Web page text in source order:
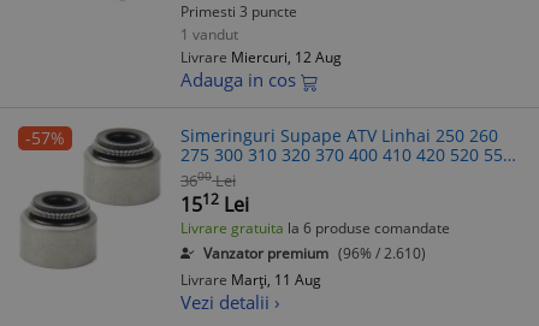
Primesti 3 puncte
1 vandut
Livrare Miercuri, 12 Aug
Adauga in cos
-57%
Simeringuri Supape ATV Linhai 250 260
275 300 310 320 370 400 410 420 520 550
600, UTV, Scuter Aprilia Benelli Italjet
Malaguti MBK Yamaha
3600 Lei
1512 Lei
Livrare gratuita la 6 produse comandate
Vanzator premium (96% / 2.610)
Livrare Marți, 11 Aug
Vezi detalii ›